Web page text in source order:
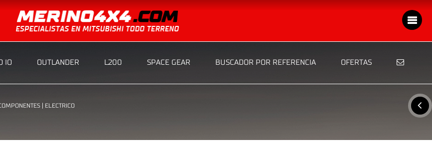
IO OUTLANDER L200 SPACE GEAR BUSCADOR POR REFERENCIA OFERTAS
| ELECTRICO